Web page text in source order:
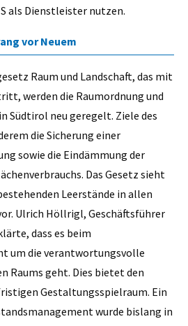
als Dienstleister nutzen.
vor Neuem
Raum und Landschaft, das mit
werden die Raumordnung und
Südtirol neu geregelt. Ziele des
die Sicherung einer
sowie die Eindämmung der
Das Gesetz sieht
Leerstände in allen
Ulrich Höllrigl, Geschäftsführer
dass es beim
um die verantwortungsvolle
Raums geht. Dies bietet den
Gestaltungsspielraum. Ein
wurde bislang in